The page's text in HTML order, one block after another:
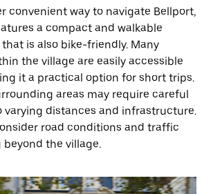
convenient way to navigate Bellport,
a compact and walkable
is also bike-friendly. Many
the village are easily accessible
it a practical option for short trips.
areas may require careful
varying distances and infrastructure.
road conditions and traffic
the village.